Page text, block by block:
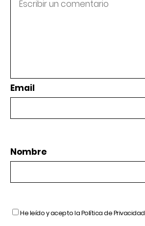
Email
Nombre
He leído y acepto laPolítica de Privacidad